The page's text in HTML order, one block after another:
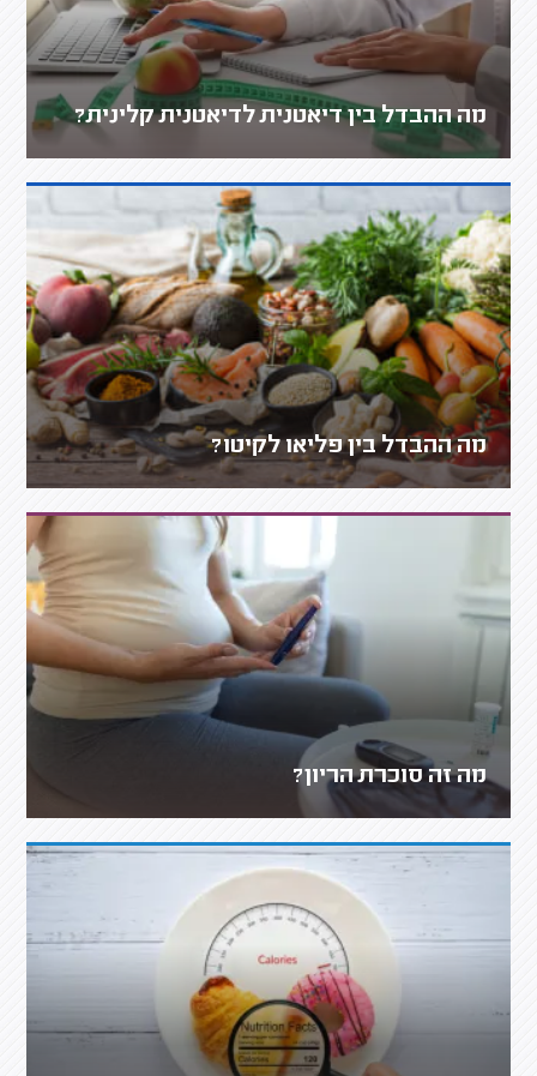
מה ההבדל בין דיאטנית לדיאטנית קלינית?
מה ההבדל בין פליאו לקיטו?
מה זה סוכרת הריון?